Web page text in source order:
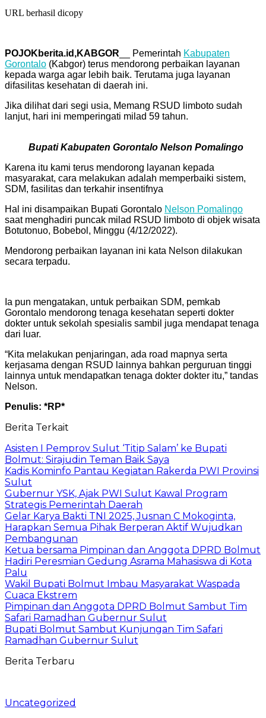
URL berhasil dicopy
POJOKberita.id,KABGOR __ Pemerintah Kabupaten
Gorontalo (Kabgor) terus mendorong perbaikan layanan
kepada warga agar lebih baik. Terutama juga layanan
difasilitas kesehatan di daerah ini.
Jika dilihat dari segi usia, Memang RSUD limboto sudah
lanjut, hari ini memperingati milad 59 tahun.
Bupati Kabupaten Gorontalo Nelson Pomalingo
Karena itu kami terus mendorong layanan kepada
masyarakat, cara melakukan adalah memperbaiki sistem,
SDM, fasilitas dan terkahir insentifnya
Hal ini disampaikan Bupati Gorontalo Nelson Pomalingo
saat menghadiri puncak milad RSUD limboto di objek wisata
Botutonuo, Bobebol, Minggu (4/12/2022).
Mendorong perbaikan layanan ini kata Nelson dilakukan
secara terpadu.
Ia pun mengatakan, untuk perbaikan SDM, pemkab
Gorontalo mendorong tenaga kesehatan seperti dokter
dokter untuk sekolah spesialis sambil juga mendapat tenaga
dari luar.
“Kita melakukan penjaringan, ada road mapnya serta
kerjasama dengan RSUD lainnya bahkan perguruan tinggi
lainnya untuk mendapatkan tenaga dokter dokter itu,” tandas
Nelson.
Penulis: *RP*
Berita Terkait
Asisten I Pemprov Sulut ‘Titip Salam’ ke Bupati
Bolmut: Sirajudin Teman Baik Saya
Kadis Kominfo Pantau Kegiatan Rakerda PWI Provinsi
Sulut
Gubernur YSK, Ajak PWI Sulut Kawal Program
Strategis Pemerintah Daerah
Gelar Karya Bakti TNI 2025, Jusnan C Mokoginta,
Harapkan Semua Pihak Berperan Aktif Wujudkan
Pembangunan
Ketua bersama Pimpinan dan Anggota DPRD Bolmut
Hadiri Peresmian Gedung Asrama Mahasiswa di Kota
Palu
Wakil Bupati Bolmut Imbau Masyarakat Waspada
Cuaca Ekstrem
Pimpinan dan Anggota DPRD Bolmut Sambut Tim
Safari Ramadhan Gubernur Sulut
Bupati Bolmut Sambut Kunjungan Tim Safari
Ramadhan Gubernur Sulut
Berita Terbaru
Uncategorized